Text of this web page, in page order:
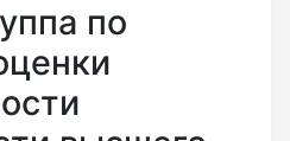
по